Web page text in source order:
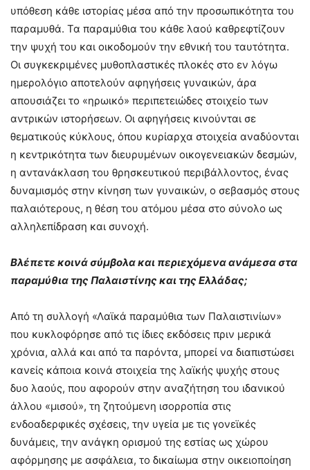
υπόθεση κάθε ιστορίας μέσα από την προσωπικότητα του
παραμυθά. Τα παραμύθια του κάθε λαού καθρεφτίζουν
την ψυχή του και οικοδομούν την εθνική του ταυτότητα.
Οι συγκεκριμένες μυθοπλαστικές πλοκές στο εν λόγω
ημερολόγιο αποτελούν αφηγήσεις γυναικών, άρα
απουσιάζει το «ηρωικό» περιπετειώδες στοιχείο των
αντρικών ιστορήσεων. Οι αφηγήσεις κινούνται σε
θεματικούς κύκλους, όπου κυρίαρχα στοιχεία αναδύονται
η κεντρικότητα των διευρυμένων οικογενειακών δεσμών,
η αντανάκλαση του θρησκευτικού περιβάλλοντος, ένας
δυναμισμός στην κίνηση των γυναικών, ο σεβασμός στους
παλαιότερους, η θέση του ατόμου μέσα στο σύνολο ως
αλληλεπίδραση και συνοχή.
Βλέπετε κοινά σύμβολα και περιεχόμενα ανάμεσα στα
παραμύθια της Παλαιστίνης και της Ελλάδας;
Από τη συλλογή «Λαϊκά παραμύθια των Παλαιστινίων»
που κυκλοφόρησε από τις ίδιες εκδόσεις πριν μερικά
χρόνια, αλλά και από τα παρόντα, μπορεί να διαπιστώσει
κανείς κάποια κοινά στοιχεία της λαϊκής ψυχής στους
δυο λαούς, που αφορούν στην αναζήτηση του ιδανικού
άλλου «μισού», τη ζητούμενη ισορροπία στις
ενδοαδερφικές σχέσεις, την υγεία με τις γονεϊκές
δυνάμεις, την ανάγκη ορισμού της εστίας ως χώρου
αφόρμησης με ασφάλεια, το δικαίωμα στην οικειοποίηση